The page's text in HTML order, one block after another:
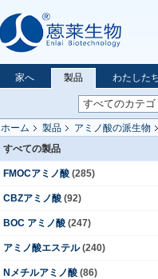
家へ 製品 わたした
ホーム 製品 アミノ酸の派生物
すべての製品
FMOCアミノ酸 (285)
CBZアミノ酸 (92)
BOC アミノ酸 (247)
アミノ酸エステル (240)
Nメチルアミノ酸 (86)